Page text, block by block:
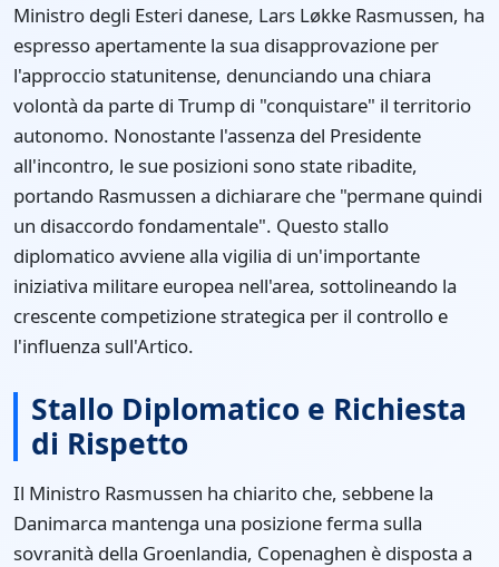
Ministro degli Esteri danese, Lars Løkke Rasmussen, ha
espresso apertamente la sua disapprovazione per
l'approccio statunitense, denunciando una chiara
volontà da parte di Trump di "conquistare" il territorio
autonomo. Nonostante l'assenza del Presidente
all'incontro, le sue posizioni sono state ribadite,
portando Rasmussen a dichiarare che "permane quindi
un disaccordo fondamentale". Questo stallo
diplomatico avviene alla vigilia di un'importante
iniziativa militare europea nell'area, sottolineando la
crescente competizione strategica per il controllo e
l'influenza sull'Artico.
Stallo Diplomatico e Richiesta
di Rispetto
Il Ministro Rasmussen ha chiarito che, sebbene la
Danimarca mantenga una posizione ferma sulla
sovranità della Groenlandia, Copenaghen è disposta a